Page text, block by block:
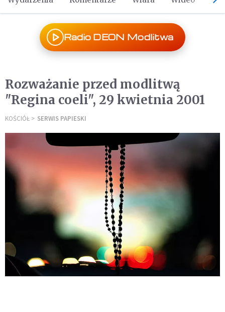
Radio DEON Modlitwa
Rozważanie przed modlitwą
"Regina coeli", 29 kwietnia 2001
KOŚCIÓŁ SERWIS PAPIESKI